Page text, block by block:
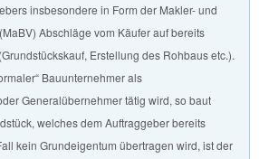
insbesondere in Form der Makler- und
Abschläge vom Käufer auf bereits
Erstellung des Rohbaus etc.).
Bauunternehmer als
Generalübernehmer tätig wird, so baut
welches dem Auftraggeber bereits
kein Grundeigentum übertragen wird, ist der